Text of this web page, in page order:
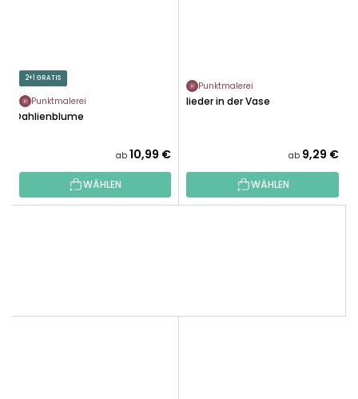
2+1 GRATIS
Punktmalerei
Dahlienblume
ab 10,99 €
WÄHLEN
Punktmalerei
Flieder in der Vase
ab 9,29 €
WÄHLEN